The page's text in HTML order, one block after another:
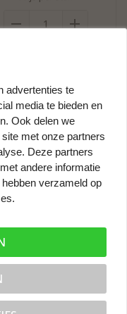
universele
dan kennis met
kit is geschikt
veelzijdig
kit
materialen zoals
aan elkaar
kit is ideaal voor
vensterbanken,
advertenties te
media te bieden en
Ook delen we
met onze partners
Deze partners
andere informatie
verzameld op